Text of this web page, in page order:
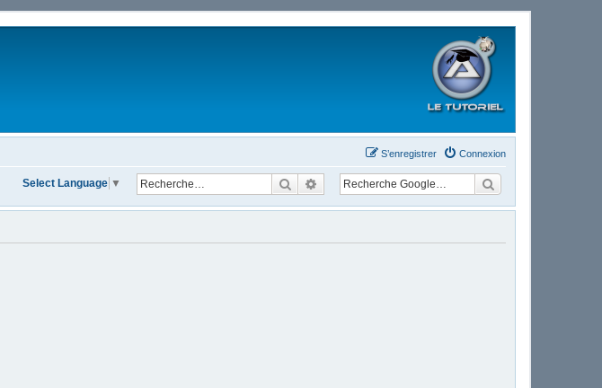
Connexion
S’enregistrer
RechercherRecherche avancée
Select Language ▼